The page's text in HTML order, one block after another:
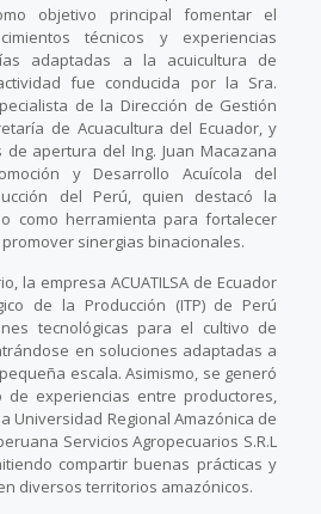
objetivo principal fomentar el
técnicos y experiencias
adaptadas a la acuicultura de
fue conducida por la Sra.
de la Dirección de Gestión
de Acuacultura del Ecuador, y
apertura del Ing. Juan Macazana
y Desarrollo Acuícola del
del Perú, quien destacó la
como herramienta para fortalecer
sinergias binacionales.
la empresa ACUATILSA de Ecuador
de la Producción (ITP) de Perú
tecnológicas para el cultivo de
en soluciones adaptadas a
escala. Asimismo, se generó
de experiencias entre productores,
Universidad Regional Amazónica de
Servicios Agropecuarios S.R.L
compartir buenas prácticas y
diversos territorios amazónicos.